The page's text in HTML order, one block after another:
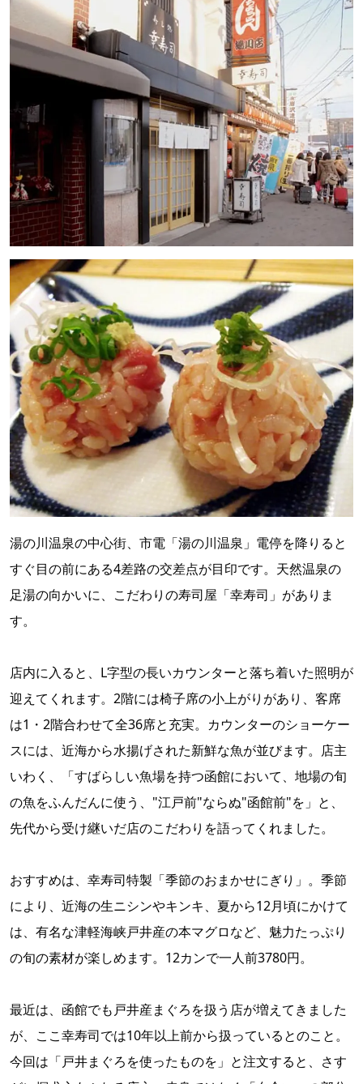
湯の川温泉の中心街、市電「湯の川温泉」電停を降りると
すぐ目の前にある4差路の交差点が目印です。天然温泉の
足湯の向かいに、こだわりの寿司屋「幸寿司」がありま
す。
店内に入ると、L字型の長いカウンターと落ち着いた照明が
迎えてくれます。2階には椅子席の小上がりがあり、客席
は1・2階合わせて全36席と充実。カウンターのショーケー
スには、近海から水揚げされた新鮮な魚が並びます。店主
いわく、「すばらしい魚場を持つ函館において、地場の旬
の魚をふんだんに使う、"江戸前"ならぬ"函館前"を」と、
先代から受け継いだ店のこだわりを語ってくれました。
おすすめは、幸寿司特製「季節のおまかせにぎり」。季節
により、近海の生ニシンやキンキ、夏から12月頃にかけて
は、有名な津軽海峡戸井産の本マグロなど、魅力たっぷり
の旬の素材が楽しめます。12カンで一人前3780円。
最近は、函館でも戸井産まぐろを扱う店が増えてきました
が、ここ幸寿司では10年以上前から扱っているとのこと。
今回は「戸井まぐろを使ったものを」と注文すると、さす